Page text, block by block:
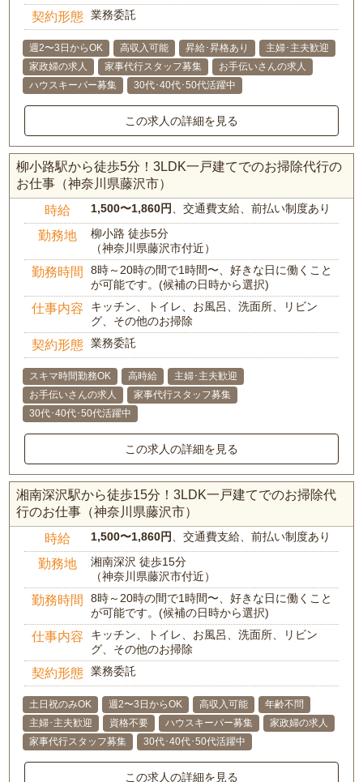
契約形態 業務委託
週2〜3日からOK 高収入可能 昇給･昇格あり
主婦･主夫歓迎
家政婦の求人
家事代行スタッフ募集
お手伝いさんの求人
ハウスキーパー募集
30代･40代･50代活躍中
この求人の詳細を見る
柳小路駅から徒歩5分！3LDK一戸建てでのお掃除代行の
お仕事（神奈川県藤沢市）
時給 1,500〜1,860円 、交通費支給、前払い制度あり
勤務地
柳小路 徒歩5分
（神奈川県藤沢市付近）
勤務時間
8時～20時の間で1時間〜、好きな日に働くこと
が可能です。(候補の日時から選択)
仕事内容
キッチン、トイレ、お風呂、洗面所、リビン
グ、その他のお掃除
契約形態 業務委託
スキマ時間勤務OK 高時給
主婦･主夫歓迎
お手伝いさんの求人
家事代行スタッフ募集
30代･40代･50代活躍中
この求人の詳細を見る
湘南深沢駅から徒歩15分！3LDK一戸建てでのお掃除代
行のお仕事（神奈川県藤沢市）
時給 1,500〜1,860円 、交通費支給、前払い制度あり
勤務地
湘南深沢 徒歩15分
（神奈川県藤沢市付近）
勤務時間
8時～20時の間で1時間〜、好きな日に働くこと
が可能です。(候補の日時から選択)
仕事内容
キッチン、トイレ、お風呂、洗面所、リビン
グ、その他のお掃除
契約形態 業務委託
土日祝のみOK 週2〜3日からOK 高収入可能
年齢不問
主婦･主夫歓迎
資格不要 ハウスキーパー募集
家政婦の求人
家事代行スタッフ募集
30代･40代･50代活躍中
この求人の詳細を見る